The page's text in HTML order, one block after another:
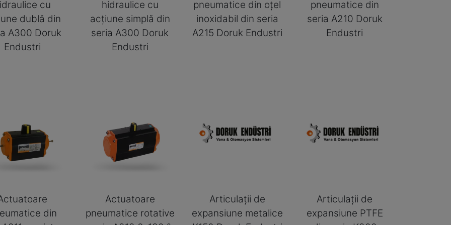
cu
dublă din
A300 Doruk
Endustri
hidraulice cu
acțiune simplă din
seria A300 Doruk
Endustri
pneumatice din oțel
inoxidabil din seria
A215 Doruk Endustri
pneumatice din
seria A210 Doruk
Endustri
din
Actuatoare
pneumatice rotative
Articulații de
expansiune metalice
Articulații de
expansiune PTFE